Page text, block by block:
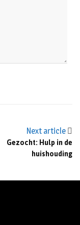
Next article
Gezocht: Hulp in de
huishouding